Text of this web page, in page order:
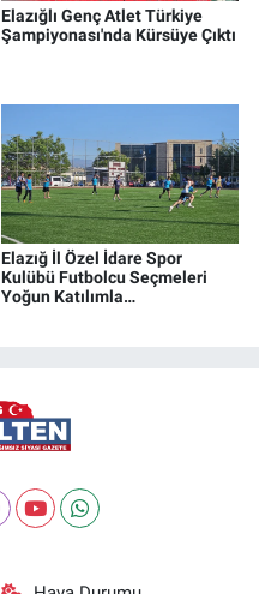
Elazığlı Genç Atlet Türkiye
Şampiyonası'nda Kürsüye Çıktı
Elazığ İl Özel İdare Spor
Kulübü Futbolcu Seçmeleri
Yoğun Katılımla